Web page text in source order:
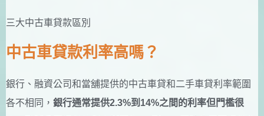
三大中古車貸款區別
中古車貸款利率高嗎？
銀行、融資公司和當舖提供的中古車貸和二手車貸利率範圍
各不相同， 銀行通常提供2.3%到14%之間的利率但門檻很